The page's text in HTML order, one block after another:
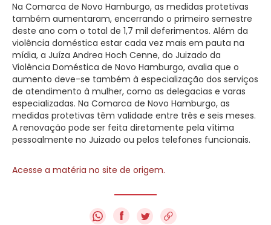
Na Comarca de Novo Hamburgo, as medidas protetivas
também aumentaram, encerrando o primeiro semestre
deste ano com o total de 1,7 mil deferimentos. Além da
violência doméstica estar cada vez mais em pauta na
mídia, a Juíza Andrea Hoch Cenne, do Juizado da
Violência Doméstica de Novo Hamburgo, avalia que o
aumento deve-se também à especialização dos serviços
de atendimento à mulher, como as delegacias e varas
especializadas. Na Comarca de Novo Hamburgo, as
medidas protetivas têm validade entre três e seis meses.
A renovação pode ser feita diretamente pela vítima
pessoalmente no Juizado ou pelos telefones funcionais.
Acesse a matéria no site de origem.
f